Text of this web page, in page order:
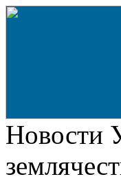
Новости